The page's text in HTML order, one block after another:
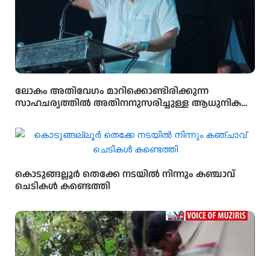
ലോകം അതിവേഗം മാറിക്കൊണ്ടിരിക്കുന്ന
സാഹചര്യത്തിൽ അതിനനുസരിച്ചുള്ള ആധുനിക
വിദ്യാർഥികൾക്ക് ലഭ്യമാക്കുകയാണ് സർക്കാരിന്റെ
ലക്ഷ്യമെന്ന് സംസ്ഥാന വിദ്യാഭ്യാസ മന്ത്രി അഡ്വ.എൻ.
കൊടുങ്ങല്ലൂർ തെക്കേ നടയിൽ നിന്നും കഞ്ചാവ്
ചെടികൾ കണ്ടെത്തി